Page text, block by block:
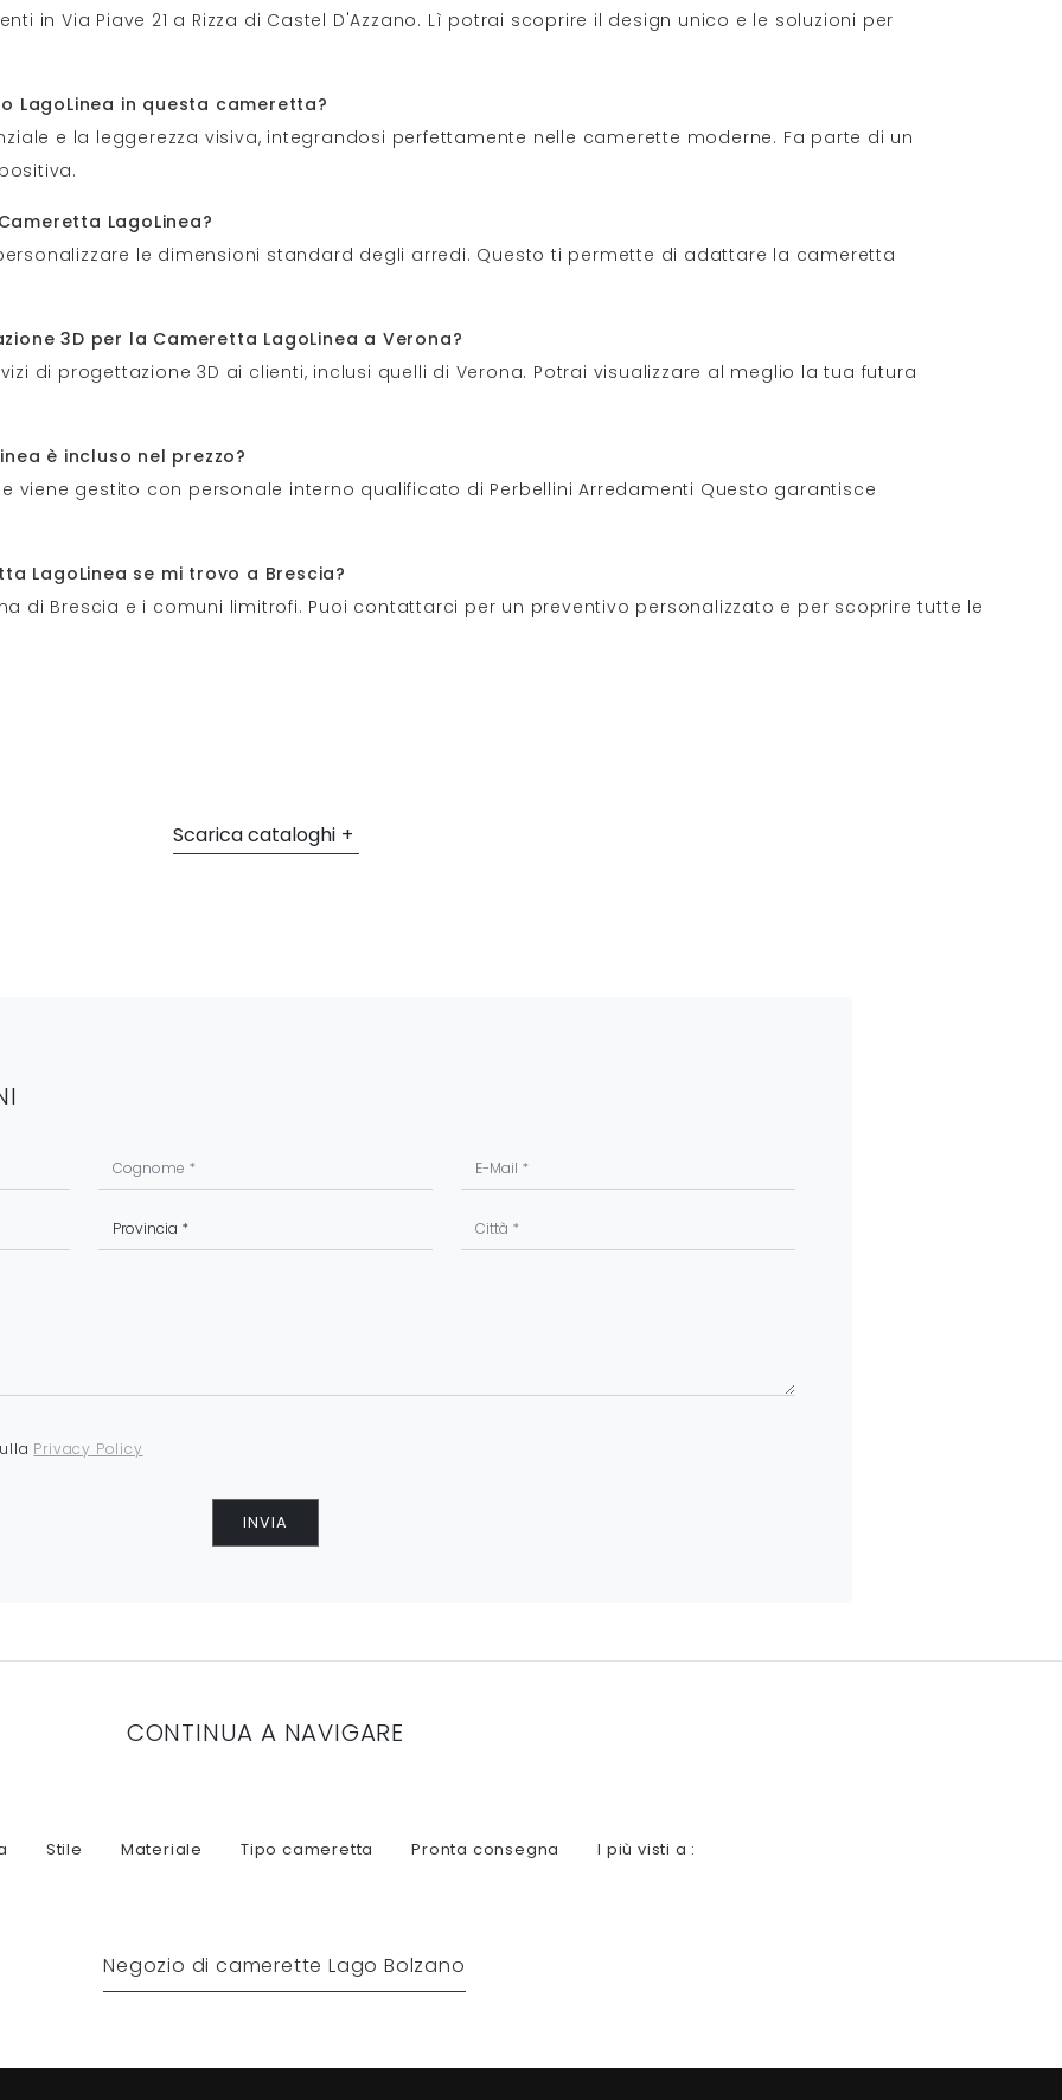
in Via Piave 21 a Rizza di Castel D'Azzano. Lì potrai scoprire il design unico e le soluzioni per
LagoLinea in questa cameretta?
e la leggerezza visiva, integrandosi perfettamente nelle camerette moderne. Fa parte di un
LagoLinea?
le dimensioni standard degli arredi. Questo ti permette di adattare la cameretta
3D per la Cameretta LagoLinea a Verona?
di progettazione 3D ai clienti, inclusi quelli di Verona. Potrai visualizzare al meglio la tua futura
è incluso nel prezzo?
viene gestito con personale interno qualificato di Perbellini Arredamenti Questo garantisce
LagoLinea se mi trovo a Brescia?
di Brescia e i comuni limitrofi. Puoi contattarci per un preventivo personalizzato e per scoprire tutte le
Scarica cataloghi
Privacy Policy
INVIA
CONTINUA A NAVIGARE
Stile Materiale Tipo cameretta Pronta consegna I più visti a :
Negozio di camerette Lago Bolzano